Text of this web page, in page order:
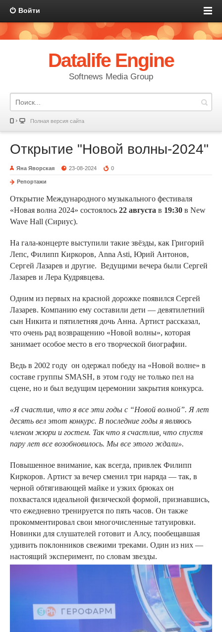
Войти
Datalife Engine
Softnews Media Group
Полная версия сайта
Открытие "Новой волны-2024"
Яна Яворская 23-08-2024 0
Репортажи
Открытие Международного музыкального фестиваля
«Новая волна 2024» состоялось 22 августа в 19:30 в New
Wave Hall (Сириус).
На гала-концерте выступили такие звёзды, как Григорий
Лепс, Филипп Киркоров, Anna Asti, Юрий Антонов,
Сергей Лазарев и другие. Ведущими вечера были Сергей
Лазарев и Лера Кудрявцева.
Одним из первых на красной дорожке появился Сергей
Лазарев. Компанию ему составили дети — девятилетний
сын Никита и пятилетняя дочь Анна. Артист рассказал,
что очень рад возвращению «Новой волны», которая
занимает особое место в его творческой биографии.
Ведь в 2002 году он одержал победу на «Новой волне» в
составе группы SMASH, в этом году не только пел на
сцене, но и был ведущим церемонии закрытия конкурса.
«Я счастлив, что я все эти годы с “Новой волной”. Я лет
десять вел этот конкурс. В последние годы я являюсь
членом жюри и гостем. Так что я счастлив, что спустя
пару лет все возобновилось. Мы все этого ждали».
Повышенное внимание, как всегда, привлек Филипп
Киркоров. Артист за вечер сменил три наряда — так, в
черной обтягивающей майке и узких брюках он
похвастался идеальной физической формой, признавшись,
что ежедневно тренируется по пять часов. Он также
прокомментировал свои многочисленные татуировки.
Новинки для слушателей готовит и Алсу, пообещавшая
удивить поклонников свежими треками. Один из них —
настоящий эксперимент, по словам звезды.